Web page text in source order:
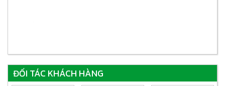
ĐỐI TÁC KHÁCH HÀNG